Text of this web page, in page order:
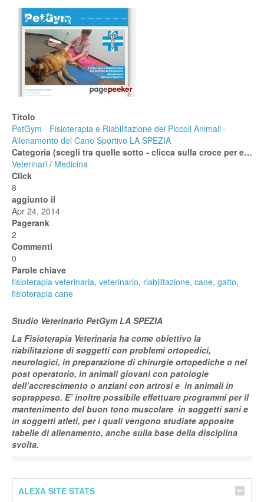
Titolo
PetGym - Fisioterapia e Riabilitazione dei Piccoli Animali -
Allenamento del Cane Sportivo LA SPEZIA
Categoria (scegli tra quelle sotto - clicca sulla croce per espanderle)
Veterinari / Medicina
Click
8
aggiunto il
Apr 24, 2014
Pagerank
2
Commenti
0
Parole chiave
fisioterapia veterinaria, veterinario, riabilitazione, cane, gatto,
fisioterapia cane
Studio Veterinario PetGym LA SPEZIA
La Fisioterapia Veterinaria ha come obiettivo la
riabilitazione di soggetti con problemi ortopedici,
neurologici, in preparazione di chirurgie ortopediche o nel
post operatorio, in animali giovani con patologie
dell’accrescimento o anziani con artrosi e in animali in
soprappeso. E’ inoltre possibile effettuare programmi per il
mantenimento del buon tono muscolare in soggetti sani e
in soggetti atleti, per i quali vengono studiate apposite
tabelle di allenamento, anche sulla base della disciplina
svolta.
ALEXA SITE STATS